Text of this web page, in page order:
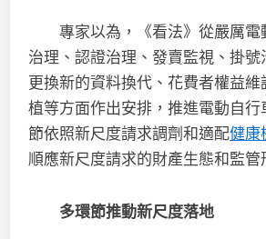
專家以為，《看法》從嚴厲
治理、認證治理、發賣監視、掛
更換新的資料換代、花費者權益維
植等方面作出安排，推進電動自行
節依照新尺度請求調劑和適配健康
順應新尺度請求的財產生態和監管
多環節推動新尺度落地